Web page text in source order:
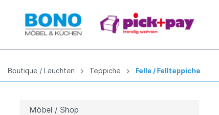
Boutique / Leuchten Teppiche Felle / Fellteppiche
Möbel / Shop